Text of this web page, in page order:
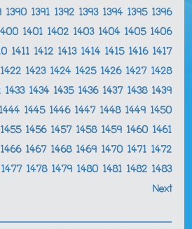
1390 1391 1392 1393 1394 1395 1396
1401 1402 1403 1404 1405 1406
1411 1412 1413 1414 1415 1416 1417
1422 1423 1424 1425 1426 1427 1428
1433 1434 1435 1436 1437 1438 1439
1444 1445 1446 1447 1448 1449 1450
1455 1456 1457 1458 1459 1460 1461
1466 1467 1468 1469 1470 1471 1472
1477 1478 1479 1480 1481 1482 1483
Next